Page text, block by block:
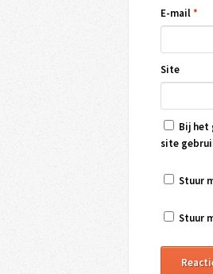
E-mail*
Site
Bij het
site
Stuur
Stuur